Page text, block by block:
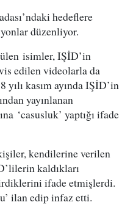
hedeflere
düzenliyor.
isimler, IŞİD’in
edilen videolarla da
yılı kasım ayında IŞİD’in
yayınlanan
‘casusluk’ yaptığı ifade
kendilerine verilen
kaldıkları
ifade etmişlerdi.
ilan edip infaz etti.